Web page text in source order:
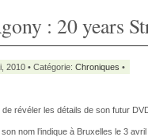
: 20 years
2010 • Catégorie: Chroniques •
de révéler les détails de son futur
nom l’indique à Bruxelles le 3